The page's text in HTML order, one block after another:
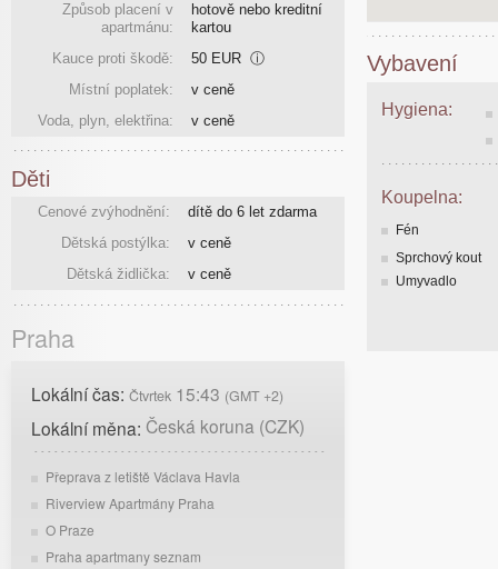
Vybavení
Hygiena:
Koupelna:
Fén
Sprchový kout
Umyvadlo
Způsob placení v
apartmánu:
hotově nebo kreditní
kartou
Kauce proti škodě:
50 EUR ⓘ
Místní poplatek:
v ceně
Voda, plyn, elektřina:
v ceně
Děti
Cenové zvýhodnění:
dítě do 6 let zdarma
Dětská postýlka:
v ceně
Dětská židlička:
v ceně
Praha
Lokální čas: Čtvrtek 15:43 (GMT +2)
Lokální měna: Česká koruna (CZK)
Přeprava z letiště Václava Havla
Riverview Apartmány Praha
O Praze
Praha apartmany seznam